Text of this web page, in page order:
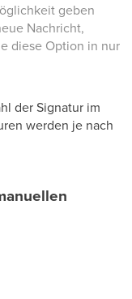
geben
Nachricht,
diese Option in nur
der Signatur im
werden je nach